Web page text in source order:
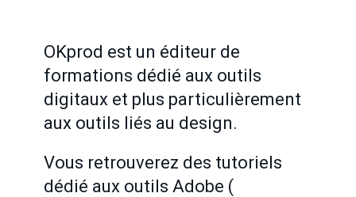
OKprod est un éditeur de
formations dédié aux outils
digitaux et plus particulièrement
aux outils liés au design.
Vous retrouverez des tutoriels
dédié aux outils Adobe (